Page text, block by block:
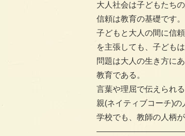
大人社会は子どもたち
信頼は教育の基礎です。
子どもと大人の間に信
を主張しても、子ども
問題は大人の生き方に
教育である。
言葉や理屈で伝えられ
親(ネイティブコーチ)の
学校でも、教師の人柄